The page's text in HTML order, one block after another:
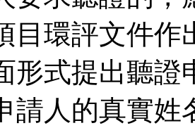
目環評文件作
形式提出聽
請人的真實姓